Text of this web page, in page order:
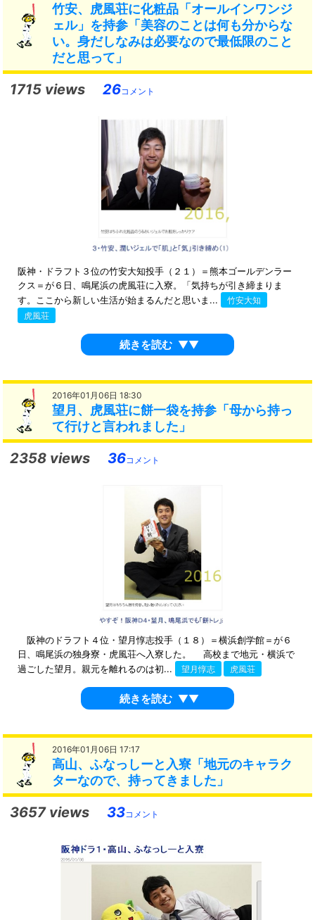
竹安、虎風荘に化粧品「オールインワンジ
ェル」を持参「美容のことは何も分からな
い。身だしなみは必要なので最低限のこと
だと思って」
1715 views 26コメント
阪神・ドラフト３位の竹安大知投手（２１）＝熊本ゴールデンラー
クス＝が６日、鳴尾浜の虎風荘に入寮。「気持ちが引き締まりま
す。ここから新しい生活が始まるんだと思いま...
竹安大知
虎風荘
続きを読む ▼▼
2016年01月06日 18:30
望月、虎風荘に餅一袋を持参「母から持っ
て行けと言われました」
2358 views 36コメント
阪神のドラフト４位・望月惇志投手（１８）＝横浜創学館＝が６
日、鳴尾浜の独身寮・虎風荘へ入寮した。 高校まで地元・横浜で
過ごした望月。親元を離れるのは初...
望月惇志 虎風荘
続きを読む ▼▼
2016年01月06日 17:17
高山、ふなっしーと入寮「地元のキャラク
ターなので、持ってきました」
3657 views 33コメント